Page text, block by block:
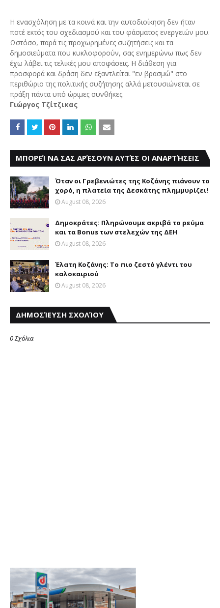
Η ενασχόληση με τα κοινά και την αυτοδιοίκηση δεν ήταν
ποτέ εκτός του σχεδιασμού και του φάσματος ενεργειών μου.
Ωστόσο, παρά τις προχωρημένες συζητήσεις και τα
δημοσιεύματα που κυκλοφορούν, σας ενημερώνω πως δεν
έχω λάβει τις τελικές μου αποφάσεις. Η διάθεση για
προσφορά και δράση δεν εξαντλείται "εν βρασμώ" στο
περιθώριο της πολιτικής συζήτησης αλλά μετουσιώνεται σε
πράξη πάντα υπό ώριμες συνθήκες.
Γιώργος Τζίτζικας
ΜΠΟΡΕΊ ΝΑ ΣΑΣ ΑΡΈΣΟΥΝ ΑΥΤΈΣ ΟΙ ΑΝΑΡΤΉΣΕΙΣ
Όταν οι Γρεβενιώτες της Κοζάνης πιάνουν το
χορό, η πλατεία της Δεσκάτης πλημμυρίζει!
August 08, 2026
Δημοκράτες: Πληρώνουμε ακριβά το ρεύμα
και τα Bonus των στελεχών της ΔΕΗ
August 08, 2026
Έλατη Κοζάνης: Το πιο ζεστό γλέντι του
καλοκαιριού
August 08, 2026
ΔΗΜΟΣΊΕΥΣΗ ΣΧΟΛΊΟΥ
0 Σχόλια